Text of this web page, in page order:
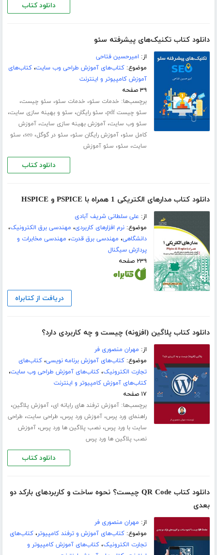
دانلود کتاب
دانلود کتاب تکنیک‌های پیشرفته سئو
از: امیرحسین فتاحی
موضوع:کتاب‌های آموزش طراحی وب سایت،کتاب‌های
آموزش کامپیوتر و اینترنت
۳۹ صفحه
برچسب‌ها: خدمات سئو، خدمات سئو، سئو چیست،
سئو چیست pdf ، سئو رایگان، سئو و بهینه سازی سایت،
سئو وب سایت،آموزش بهینه سازی سایت،آموزش
کامل سئو،آموزش رایگان سئو، سئو در گوگل،seo، سئو
سایت، سئو، سئو آموزش
دانلود کتاب
دانلود کتاب مدارهای الکتریکی 1 همراه با PSPICE و HSPICE
از: علی سلطانی شریف آبادی
موضوع:نرم افزارهای کاربردی، مهندسی برق الکترونیک،
دانشگاهی، مهندسی برق قدرت، مهندسی مخابرات و
پردازش سیگنال
۲۳۹ صفحه
دریافت از کتابراه
دانلود کتاب پلاگین (افزونه) چیست و چه کاربردی دارد؟
از: مهران منصوری فر
موضوع:کتاب‌های آموزش برنامه نویسی،کتاب‌های
تجارت الکترونیک،کتاب‌های آموزش طراحی وب سایت،
کتاب‌های آموزش کامپیوتر و اینترنت
۱۷ صفحه
برچسب‌ها:آموزش ترفند های رایانه ای،آموزش پلاگین،
راهنمای ورد پرس،آموزش ورد پرس، طراحی سایت، طراحی
سایت با ورد پرس،نصب پلاگین ها ورد پرس،آموزش
نصب پلاگین ها ورد پرس
دانلود کتاب
دانلود کتاب QR Code چیست؟ نحوه ساخت و کاربردهای بارکد دو
بعدی
از: مهران منصوری فر
موضوع:کتاب‌های آموزش و ترفند کامپیوتر،کتاب‌های
تجارت الکترونیک،کتاب‌های آموزش کامپیوتر و